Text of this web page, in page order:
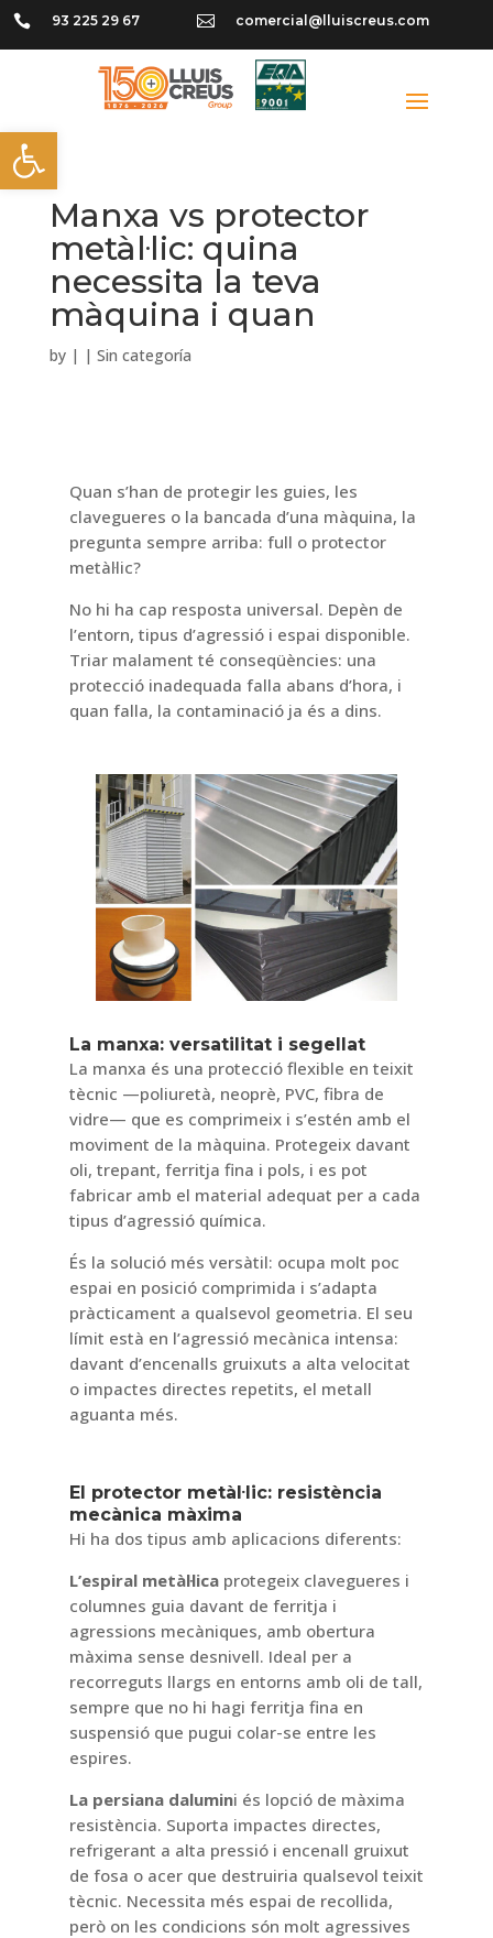
Obre la barra d'eines
 93 225 29 67  comercial@lluiscreus.com
Manxa vs protector
metàl·lic: quina
necessita la teva
màquina i quan
by | | Sin categoría
Quan s’han de protegir les guies, les
clavegueres o la bancada d’una màquina, la
pregunta sempre arriba: full o protector
metàl·lic?
No hi ha cap resposta universal. Depèn de
l’entorn, tipus d’agressió i espai disponible.
Triar malament té conseqüències: una
protecció inadequada falla abans d’hora, i
quan falla, la contaminació ja és a dins.
La manxa: versatilitat i segellat
La manxa és una protecció flexible en teixit
tècnic —poliuretà, neoprè, PVC, fibra de
vidre— que es comprimeix i s’estén amb el
moviment de la màquina. Protegeix davant
oli, trepant, ferritja fina i pols, i es pot
fabricar amb el material adequat per a cada
tipus d’agressió química.
És la solució més versàtil: ocupa molt poc
espai en posició comprimida i s’adapta
pràcticament a qualsevol geometria. El seu
límit està en l’agressió mecànica intensa:
davant d’encenalls gruixuts a alta velocitat
o impactes directes repetits, el metall
aguanta més.
El protector metàl·lic: resistència
mecànica màxima
Hi ha dos tipus amb aplicacions diferents:
L’espiral metàl·licaprotegeix clavegueres i
columnes guia davant de ferritja i
agressions mecàniques, amb obertura
màxima sense desnivell. Ideal per a
recorreguts llargs en entorns amb oli de tall,
sempre que no hi hagi ferritja fina en
suspensió que pugui colar-se entre les
espires.
La persiana dalumini és lopció de màxima
resistència. Suporta impactes directes,
refrigerant a alta pressió i encenall gruixut
de fosa o acer que destruiria qualsevol teixit
tècnic. Necessita més espai de recollida,
però on les condicions són molt agressives